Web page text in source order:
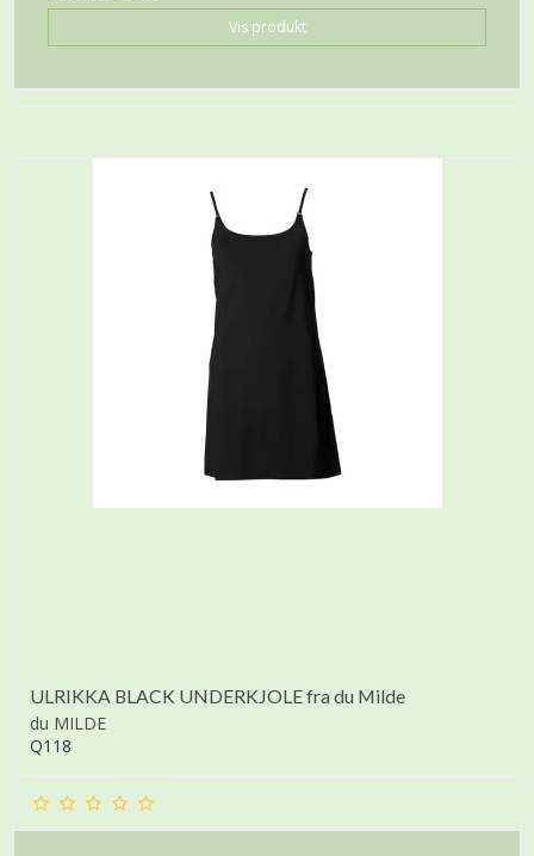
Vis produkt
ULRIKKA BLACK UNDERKJOLE fra du Milde
du MILDE
Q118